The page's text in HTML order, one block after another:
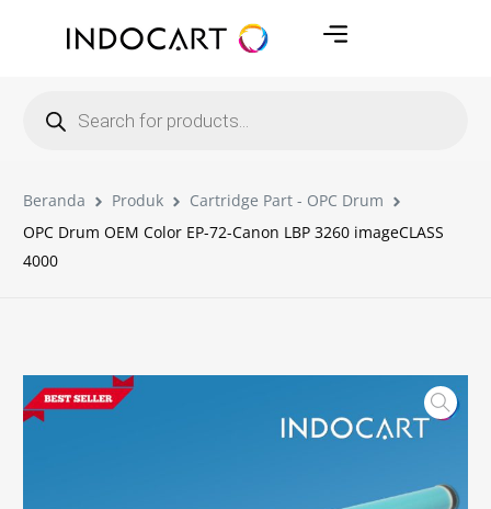
Beranda Produk
Cartridge Part - OPC Drum
OPC Drum OEM Color EP-72-Canon LBP 3260 imageCLASS
4000